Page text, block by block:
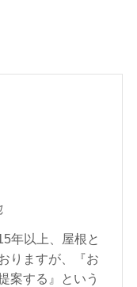
年以上、屋根と
りますが、『お
案する』という